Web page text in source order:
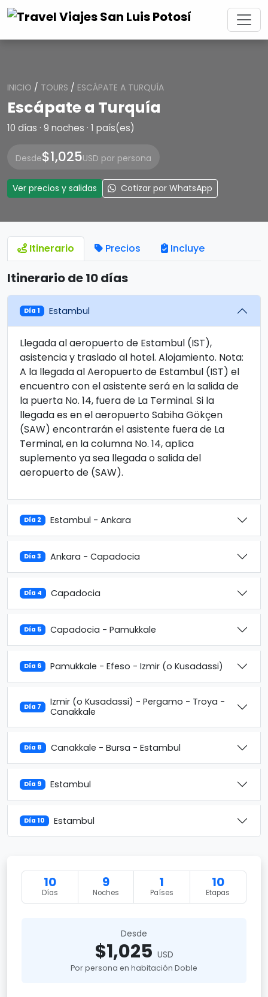
INICIO / TOURS / ESCÁPATE A TURQUÍA
Escápate a Turquía
10 días · 9 noches · 1 país(es)
Desde$1,025USD por persona
Ver precios y salidas Cotizar por WhatsApp
Itinerario Precios Incluye
Itinerario de 10 días
Día 1 Estambul
Llegada al aeropuerto de Estambul (IST),
asistencia y traslado al hotel. Alojamiento. Nota:
A la llegada al Aeropuerto de Estambul (IST) el
encuentro con el asistente será en la salida de
la puerta No. 14, fuera de La Terminal. Si la
llegada es en el aeropuerto Sabiha Gökçen
(SAW) encontrarán el asistente fuera de La
Terminal, en la columna No. 14, aplica
suplemento ya sea llegada o salida del
aeropuerto de (SAW).
Día 2 Estambul - Ankara
Día 3 Ankara - Capadocia
Día 4 Capadocia
Día 5 Capadocia - Pamukkale
Día 6 Pamukkale - Efeso - Izmir (o Kusadassi)
Día 7
Izmir (o Kusadassi) - Pergamo - Troya -
Canakkale
Día 8 Canakkale - Bursa - Estambul
Día 9 Estambul
Día 10 Estambul
10
Días
9
Noches
1
Países
10
Etapas
Desde
$1,025 USD
Por persona en habitación Doble